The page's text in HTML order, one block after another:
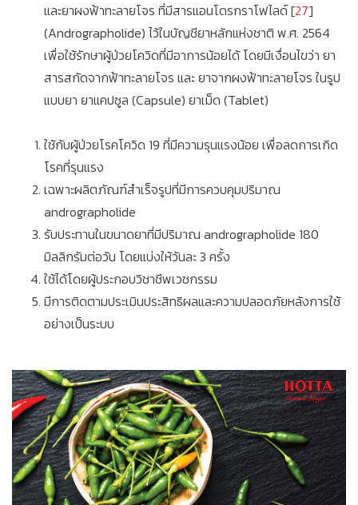
และยาผงฟ้าทะลายโจร ที่มีสารแอนโดรกราโฟไลด์ [27]
(Andrographolide) ไว้ในบัญชียาหลักแห่งชาติ พ.ศ. 2564
เพื่อใช้รักษาผู้ป่วยโควิดที่มีอาการน้อยได้ โดยมีเงื่อนไขว่า ยา
สารสกัดจากฟ้าทะลายโจร และ ยาจากผงฟ้าทะลายโจร ในรูป
แบบยา ยาแคปซูล (Capsule) ยาเม็ด (Tablet)
ใช้กับผู้ป่วยโรคโควิด 19 ที่มีความรุนแรงน้อย เพื่อลดการเกิด
โรคที่รุนแรง
เฉพาะผลิตภัณฑ์สำเร็จรูปที่มีการควบคุมปริมาณ
andrographolide
รับประทานในขนาดยาที่มีปริมาณ andrographolide 180
มิลลิกรัมต่อวัน โดยแบ่งให้วันละ 3 ครั้ง
ใช้ได้โดยผู้ประกอบวิชาชีพเวชกรรม
มีการติดตามประเมินประสิทธิผลและความปลอดภัยหลังการใช้
อย่างเป็นระบบ